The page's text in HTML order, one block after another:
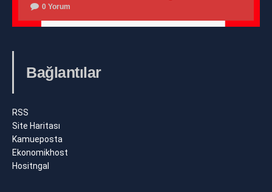
0 Yorum
Bağlantılar
RSS
Site Haritası
Kamueposta
Ekonomikhost
Hositngal